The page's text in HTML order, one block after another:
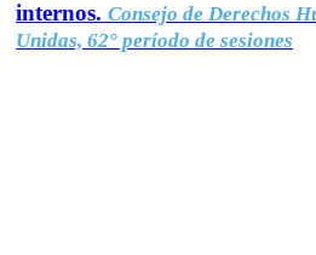
internos. Consejo de Derechos
Unidas, 62° período de sesiones